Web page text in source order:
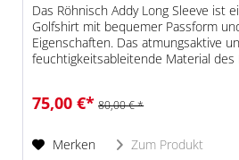
Das Röhnisch Addy Long Sleeve ist
Golfshirt mit bequemer Passform
Eigenschaften. Das atmungsaktive
feuchtigkeitsableitende Material des
75,00 €* 80,00 € *
Merken Zum Produkt